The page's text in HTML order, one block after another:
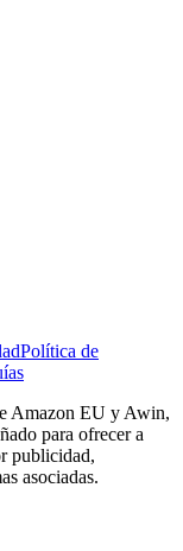
Política de
Amazon EU y Awin,
para ofrecer a
publicidad,
asociadas.